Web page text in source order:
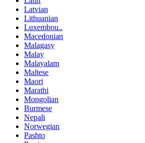
Latvian
Lithuanian
Luxembou..
Macedonian
Malagasy
Malay
Malayalam
Maltese
Maori
Marathi
Mongolian
Burmese
Nepali
Norwegian
Pashto